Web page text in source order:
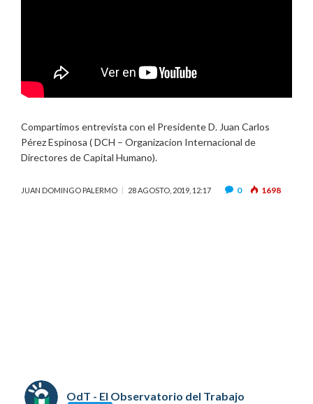
Compartimos entrevista con el Presidente D. Juan Carlos
Pérez Espinosa ( DCH – Organizacion Internacional de
Directores de Capital Humano).
JUAN DOMINGO PALERMO 28 AGOSTO, 2019, 12:17 0 1698
OdT - El Observatorio del Trabajo